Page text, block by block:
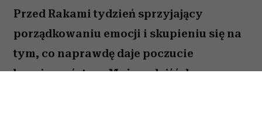
Przed Rakami tydzień sprzyjający
porządkowaniu emocji i skupieniu się na
tym, co naprawdę daje poczucie
bezpieczeństwa. Możesz dojść do